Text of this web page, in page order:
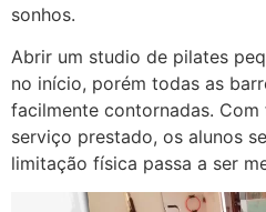
sonhos.
Abrir um studio de pilates
no início, porém todas as
facilmente contornadas.
serviço prestado, os alunos
limitação física passa a ser